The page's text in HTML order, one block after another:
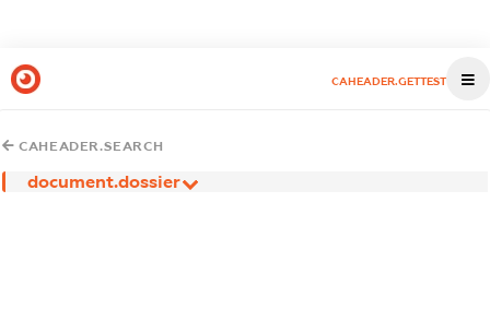
CAHEADER.GETTEST
CAHEADER.SEARCH
document.dossier